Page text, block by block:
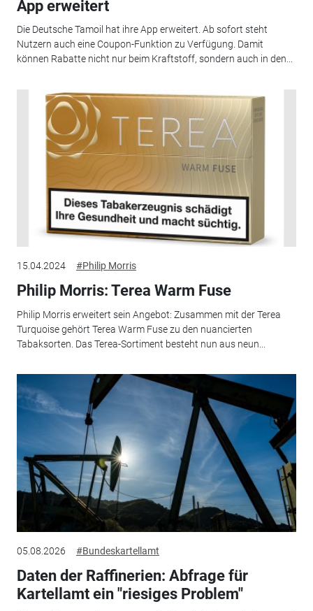
App erweitert
Die Deutsche Tamoil hat ihre App erweitert. Ab sofort steht
Nutzern auch eine Coupon-Funktion zu Verfügung. Damit
können Rabatte nicht nur beim Kraftstoff, sondern auch in den...
15.04.2024 #Philip Morris
Philip Morris: Terea Warm Fuse
Philip Morris erweitert sein Angebot: Zusammen mit der Terea
Turquoise gehört Terea Warm Fuse zu den nuancierten
Tabaksorten. Das Terea-Sortiment besteht nun aus neun...
05.08.2026 #Bundeskartellamt
Daten der Raffinerien: Abfrage für
Kartellamt ein "riesiges Problem"